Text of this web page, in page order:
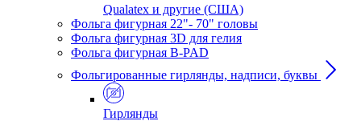
Qualatex и другие (США)
Фольга фигурная 22"- 70" головы
Фольга фигурная 3D для гелия
Фольга фигурная B-PAD
Фольгированные гирлянды, надписи, буквы
Гирлянды